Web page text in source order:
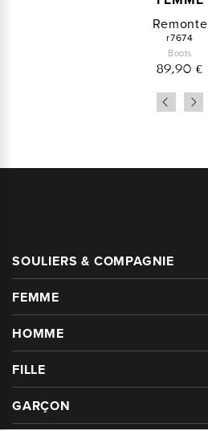
Remonte
r7674
Boots
89,90 €
SOULIERS & COMPAGNIE
FEMME
HOMME
FILLE
GARÇON